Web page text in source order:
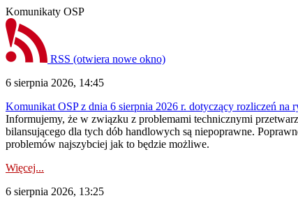
Komunikaty OSP
RSS (otwiera nowe okno)
6 sierpnia 2026, 14:45
Komunikat OSP z dnia 6 sierpnia 2026 r. dotyczący rozliczeń
Informujemy, że w związku z problemami technicznymi
bilansującego dla tych dób handlowych są niepoprawne.
problemów najszybciej jak to będzie możliwe.
Więcej...
6 sierpnia 2026, 13:25